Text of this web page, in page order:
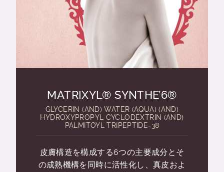
MATRIXYL® SYNTHE’6®
GLYCERIN (AND) WATER (AQUA) (AND)
HYDROXYPROPYL CYCLODEXTRIN (AND)
PALMITOYL TRIPEPTIDE-38
皮膚構造を構成する6つの主要成分とそ
の成熟機構を同時に活性化し、真皮およ